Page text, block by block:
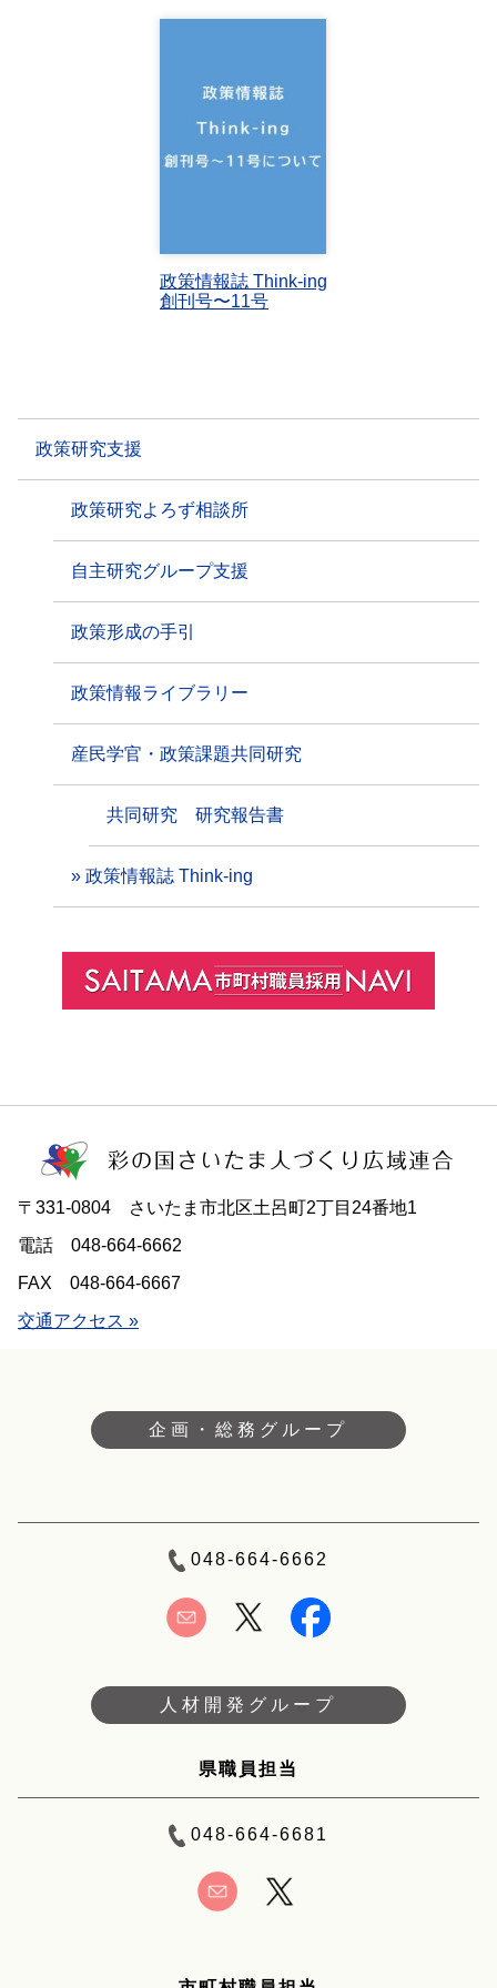
政策情報誌 Think-ing
創刊号〜11号
政策研究支援
政策研究よろず相談所
自主研究グループ支援
政策形成の手引
政策情報ライブラリー
産民学官・政策課題共同研究
共同研究 研究報告書
政策情報誌 Think-ing
〒331-0804
さいたま市北区土呂町2丁目24番地1
電話
048-664-6662
FAX
048-664-6667
交通アクセス »
企画・総務グループ
048-664-6662
人材開発グループ
県職員担当
048-664-6681